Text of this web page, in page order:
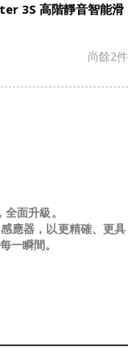
3S 高階靜音智能滑
尚餘2件
面升級。
感應器，以更精確、更具
一瞬間。